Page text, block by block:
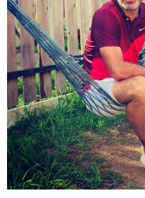
მნიშვნელოვანი